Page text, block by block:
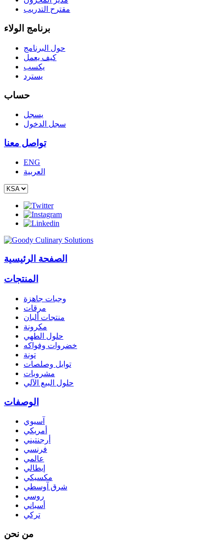
مقترح التدريب
برنامج الولاء
حول البرنامج
كيف يعمل
يكسب
يسترد
حساب
يسجل
سجل الدخول
تواصل معنا
ENG
العربية
الصفحة الرئيسية
المنتجات
وجبات جاهزة
مرقات
منتجات ألبان
مكرونة
حلول الطهي
خضروات وفواكه
تونة
توابل وصلصات
مشروبات
حلول البيع الآلي
الوصفات
آسيوي
أمريكي
أرجنتيني
فرنسي
عالمي
إيطالي
مكسيكي
شرق آوسطي
روسي
أسباني
تركي
من نحن